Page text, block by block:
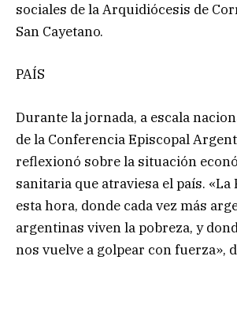
sociales de la Arquidiócesis de
San Cayetano.
PAÍS
Durante la jornada, a escala
de la Conferencia Episcopal
reflexionó sobre la situación
sanitaria que atraviesa el país.
esta hora, donde cada vez más
argentinas viven la pobreza, y
nos vuelve a golpear con fuerza»,